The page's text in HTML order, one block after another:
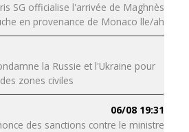
SG officialise l'arrivée de Maghnès
en provenance de Monaco lle/ah
la Russie et l'Ukraine pour
zones civiles
06/08 19:31
des sanctions contre le ministre